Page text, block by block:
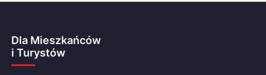
Dla Mieszkańców
i Turystów